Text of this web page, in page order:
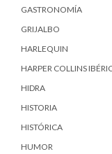
GASTRONOMÍA
GRIJALBO
HARLEQUIN
HARPER COLLINS
HIDRA
HISTORIA
HISTÓRICA
HUMOR